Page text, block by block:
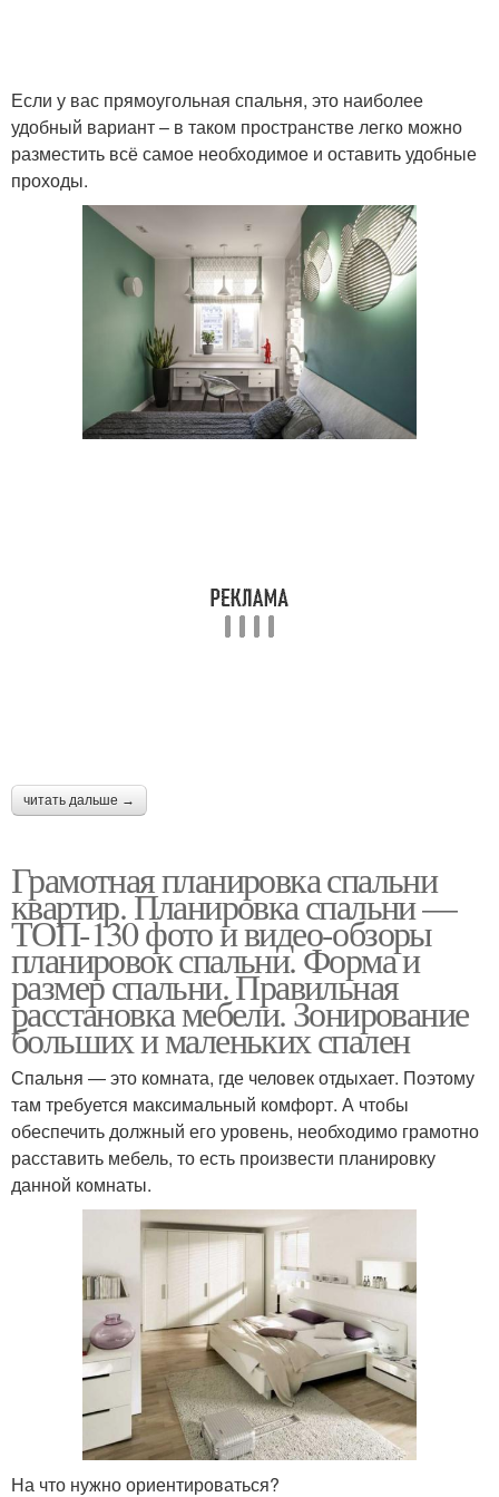
Если у вас прямоугольная спальня, это наиболее
удобный вариант – в таком пространстве легко можно
разместить всё самое необходимое и оставить удобные
проходы.
читать дальше →
Грамотная планировка спальни
квартир. Планировка спальни —
ТОП-130 фото и видео-обзоры
планировок спальни. Форма и
размер спальни. Правильная
расстановка мебели. Зонирование
больших и маленьких спален
Спальня — это комната, где человек отдыхает. Поэтому
там требуется максимальный комфорт. А чтобы
обеспечить должный его уровень, необходимо грамотно
расставить мебель, то есть произвести планировку
данной комнаты.
На что нужно ориентироваться?